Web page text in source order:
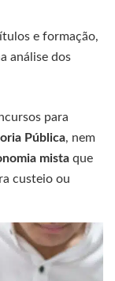
e formação,
análise dos
para
Pública, nem
mista que
custeio ou